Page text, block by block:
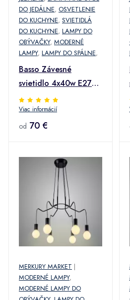
DO JEDÁLNE, OSVETLENIE
DO KUCHYNE, SVIETIDLÁ
DO KUCHYNE, LAMPY DO
OBÝVAČKY, MODERNÉ
LAMPY, LAMPY DO SPÁLNE,
Basso Závesné
svietidlo 4x40w E27
Čierna matná
Viac informácií
od 70 €
MERKURY MARKET |
MODERNÉ LAMPY,
MODERNÉ LAMPY DO